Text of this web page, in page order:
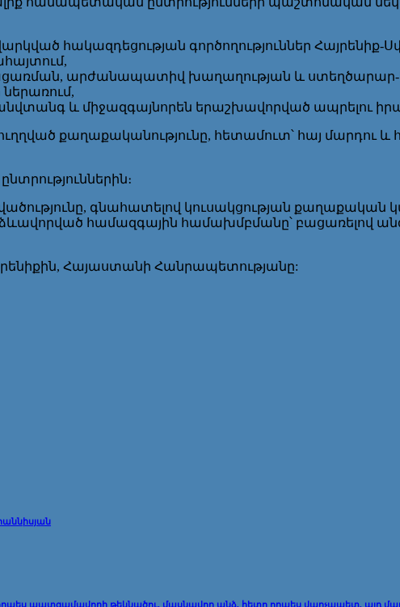
հակազդեցության գործողություններ Հայրենիք-
արժանապատիվ խաղաղության և
և միջազգայնորեն երաշխավորված ապրելու
քաղաքականությունը, հետամուտ՝ հայ մարդու և
գնահատելով կուսակցության քաղաքական
համազգային համախմբմանը՝ բացառելով
Հայաստանի Հանրապետությանը:
է որպես պատգամավորի թեկնածու, մասնավոր անձ, հետո որպես վարչապետ, այդ